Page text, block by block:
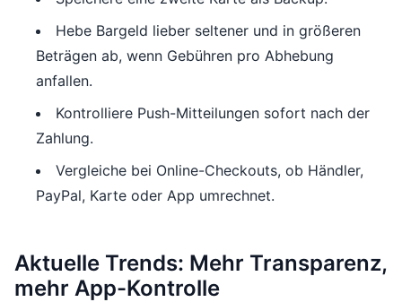
Hebe Bargeld lieber seltener und in größeren
Beträgen ab, wenn Gebühren pro Abhebung
anfallen.
Kontrolliere Push-Mitteilungen sofort nach der
Zahlung.
Vergleiche bei Online-Checkouts, ob Händler,
PayPal, Karte oder App umrechnet.
Aktuelle Trends: Mehr Transparenz,
mehr App-Kontrolle